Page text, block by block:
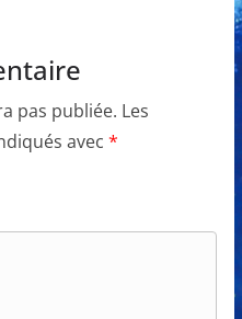
pas publiée. Les
avec *